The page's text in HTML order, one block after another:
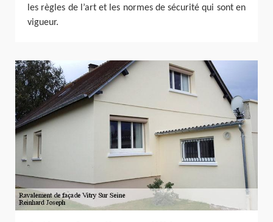
les règles de l’art et les normes de sécurité qui sont en
vigueur.